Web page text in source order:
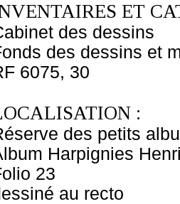
ET
des dessins
des dessins et
6075, 30
:
des petits
Harpignies
23
au recto